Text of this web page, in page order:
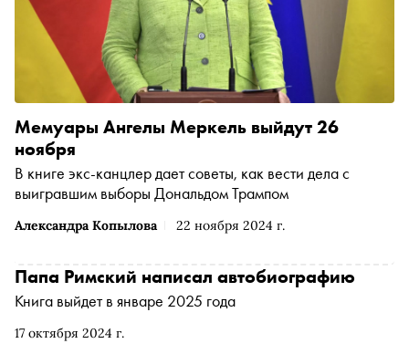
Александра Копылова 22 ноября 2024 г.
Мемуары Ангелы Меркель выйдут 26
ноября
В книге экс-канцлер дает советы, как вести дела с
выигравшим выборы Дональдом Трампом
17 октября 2024 г.
Папа Римский написал автобиографию
Книга выйдет в январе 2025 года